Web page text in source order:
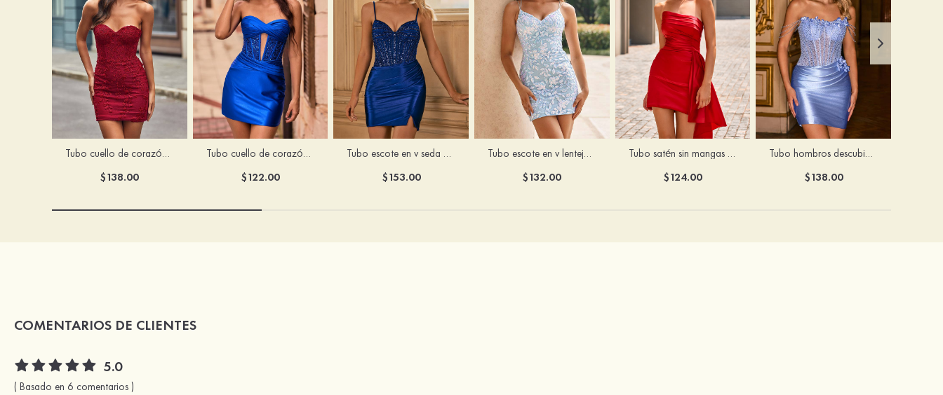
Tubo cuello de corazón tul corto/mini vestido para homecoming
$138.00
Tubo cuello de corazón seda como el satén corto vestido para homecoming
$122.00
Tubo escote en v seda como el satén corto vestido para homecoming
$153.00
Tubo escote en v lentejuelas corto vestido para homecoming
$132.00
Tubo satén sin mangas corto/mini vestido para homecoming
$124.00
Tubo hombros descubiertos seda como el satén corto vestido para homecoming
$138.00
COMENTARIOS DE CLIENTES
5.0
( Basado en 6 comentarios )